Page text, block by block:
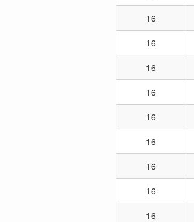
16
16
16
16
16
16
16
16
16